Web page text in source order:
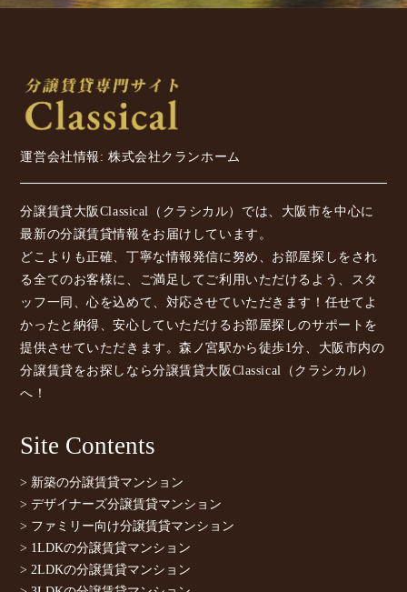
運営会社情報: 株式会社クランホーム
分譲賃貸大阪Classical（クラシカル）では、大阪市を中心に
最新の分譲賃貸情報をお届けしています。
どこよりも正確、丁寧な情報発信に努め、お部屋探しをされ
る全てのお客様に、ご満足してご利用いただけるよう、スタ
ッフ一同、心を込めて、対応させていただきます！任せてよ
かったと納得、安心していただけるお部屋探しのサポートを
提供させていただきます。森ノ宮駅から徒歩1分、大阪市内の
分譲賃貸をお探しなら分譲賃貸大阪Classical（クラシカル）
へ！
Site Contents
> 新築の分譲賃貸マンション
> デザイナーズ分譲賃貸マンション
> ファミリー向け分譲賃貸マンション
> 1LDKの分譲賃貸マンション
> 2LDKの分譲賃貸マンション